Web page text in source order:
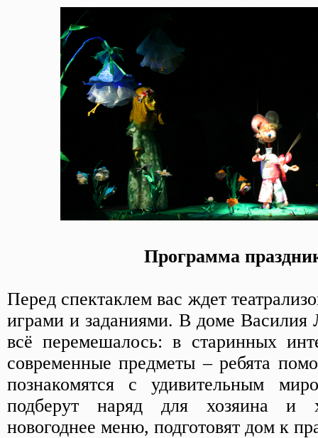
Программа
Перед спектаклем вас ждет
играми и заданиями. В доме
всё перемешалось: в старинных
современные предметы – ребята
познакомятся с удивительным
подберут наряд для хозяина и
новогоднее меню, подготовят дом к